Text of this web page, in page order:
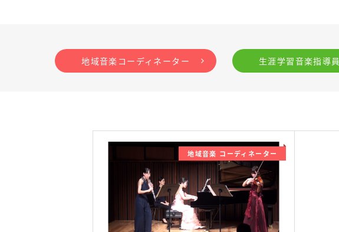
地域音楽コーディネーター 生涯学習音楽指導員
地域音楽 コーディネーター